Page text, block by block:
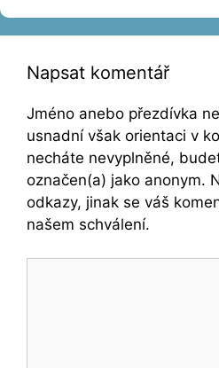
Napsat komentář
Jméno anebo přezdívka
usnadní však orientaci v
necháte nevyplněné,
označen(a) jako anonym.
odkazy, jinak se váš
našem schválení.